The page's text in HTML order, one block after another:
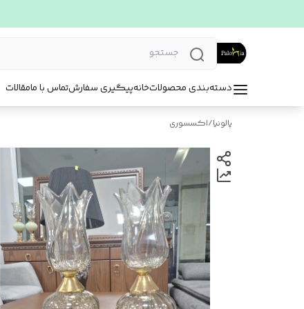
دسته‌بندی محصولاتخانهپیگیری سفارشتماس با مامقالات
پالونیا/اکسسوری